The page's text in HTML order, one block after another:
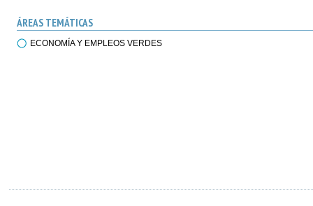
ÁREAS TEMÁTICAS
ECONOMÍA Y EMPLEOS VERDES